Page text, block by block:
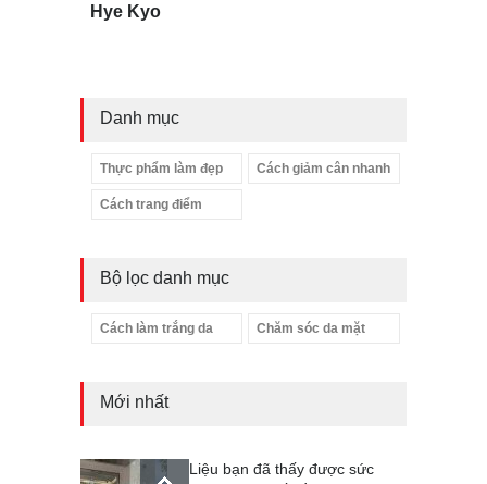
Hye Kyo
Danh mục
Thực phẩm làm đẹp Cách giảm cân nhanh
Cách trang điểm
Bộ lọc danh mục
Cách làm trắng da Chăm sóc da mặt
Mới nhất
Liệu bạn đã thấy được sức